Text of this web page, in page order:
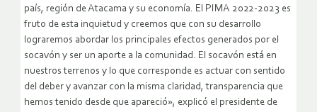
país, región de Atacama y su economía. El PIMA 2022-2023 es
fruto de esta inquietud y creemos que con su desarrollo
lograremos abordar los principales efectos generados por el
socavón y ser un aporte a la comunidad. El socavón está en
nuestros terrenos y lo que corresponde es actuar con sentido
del deber y avanzar con la misma claridad, transparencia que
hemos tenido desde que apareció», explicó el presidente de